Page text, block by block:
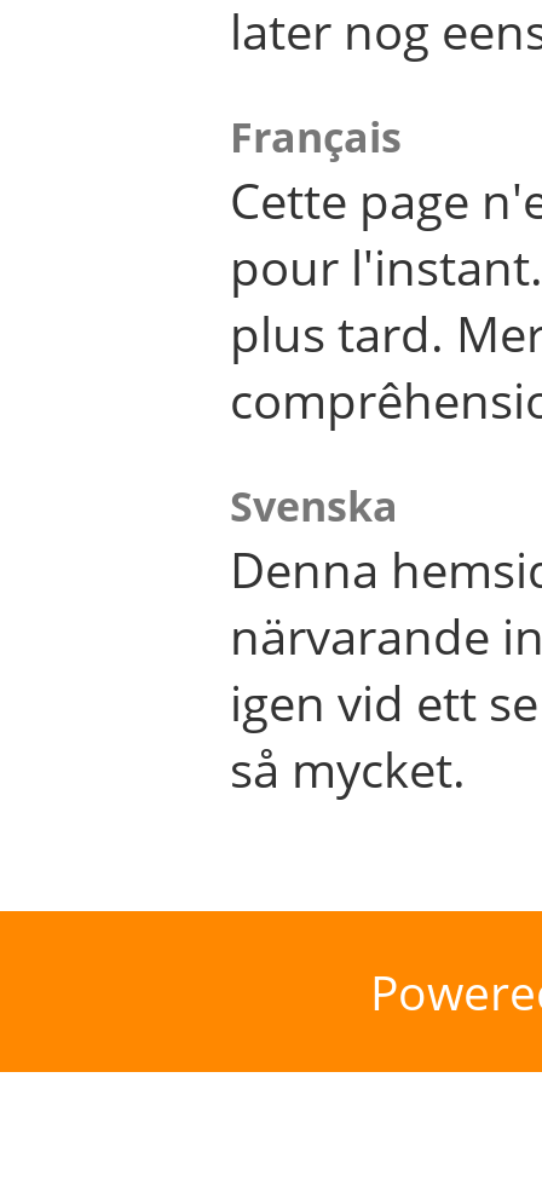
later nog
Français
Cette page
pour
plus tard.
Svenska
Denna
närvarande
igen vid ett
så mycket.